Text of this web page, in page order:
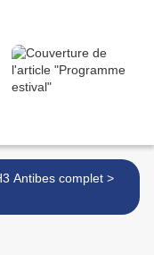
TH3 Antibes complet >